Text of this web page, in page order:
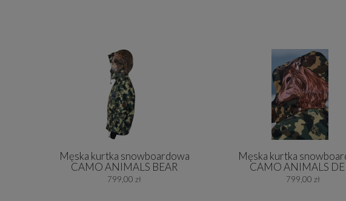
Męska kurtka snowboardowa
CAMO ANIMALS BEAR
799,00 zł
Męska kurtka
CAMO ANIMALS
799,00 zł